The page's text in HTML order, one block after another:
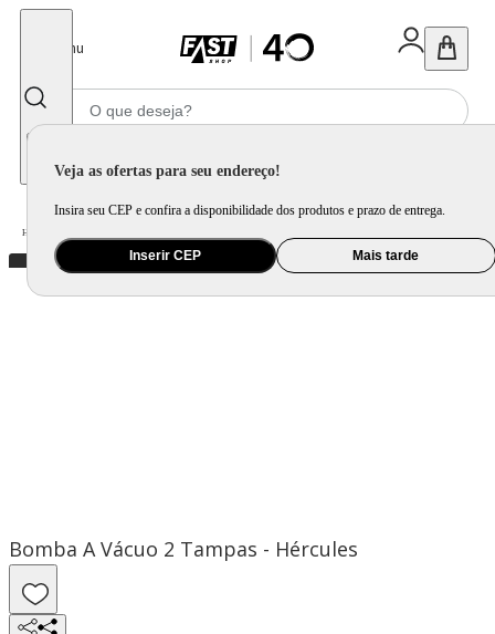
Menu
Veja as ofertas para seu endereço!
Insira seu CEP e confira a disponibilidade dos produtos e prazo de entrega.
Inserir CEP Mais tarde
Home
Bomba A Vácuo 2 Tampas - Hércules